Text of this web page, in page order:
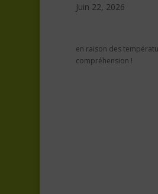
Juin 22, 2026
en raison des
compréhension !